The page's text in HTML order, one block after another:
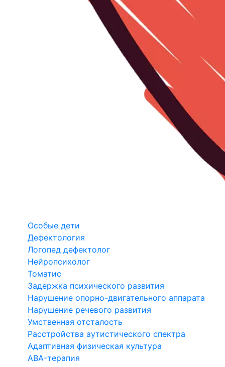
Особые дети
Дефектология
Логопед дефектолог
Нейропсихолог
Томатис
Задержка психического развития
Нарушение опорно-двигательного аппарата
Нарушение речевого развития
Умственная отсталость
Расстройства аутистического спектра
Адаптивная физическая культура
ABA-терапия